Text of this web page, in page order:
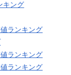
キング
ランキング
ランキング
ランキング